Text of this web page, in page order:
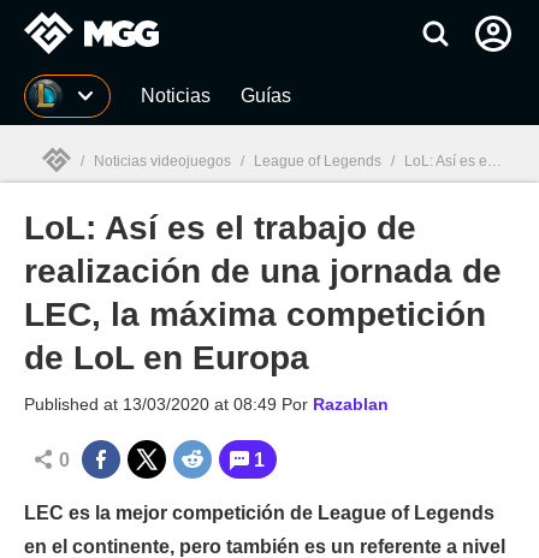
MGG Noticias Guías
MGG
/ Noticias videojuegos / League of Legends / LoL: Así es el trabajo de realización de una jornada de LEC, la máxima competición de LoL en Europa
LoL: Así es el trabajo de
realización de una jornada de
LEC, la máxima competición
de LoL en Europa
Published at 13/03/2020 at 08:49 Por Razablan
0 1
LEC es la mejor competición de League of Legends
en el continente, pero también es un referente a nivel